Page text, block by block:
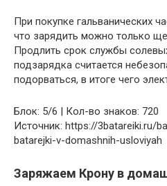
При покупке гальванических
что зарядить можно только
Продлить срок службы
подзарядка считается
подорваться, в итоге чего
Блок: 5/6 | Кол-во знаков: 720
Источник: https://3batareiki.ru/
batarejki-v-domashnih-usloviyah
Заряжаем Крону в